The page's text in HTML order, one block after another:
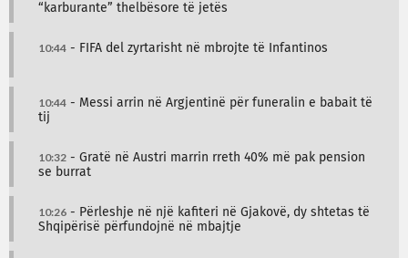
“karburante” thelbësore të jetës
10:44 - FIFA del zyrtarisht në mbrojte të Infantinos
10:44 - Messi arrin në Argjentinë për funeralin e babait të
tij
10:32 - Gratë në Austri marrin rreth 40% më pak pension
se burrat
10:26 - Përleshje në një kafiteri në Gjakovë, dy shtetas të
Shqipërisë përfundojnë në mbajtje